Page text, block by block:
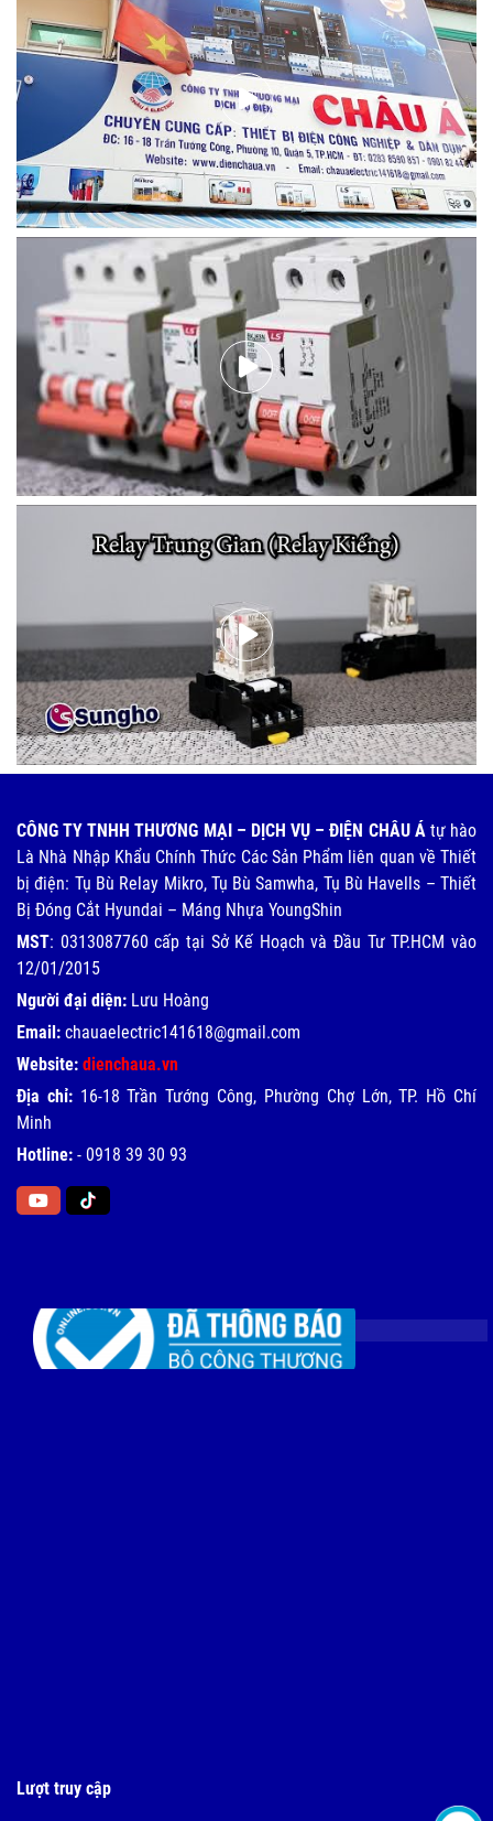
CÔNG TY TNHH THƯƠNG MẠI – DỊCH VỤ – ĐIỆN CHÂU Á tự hào
Là Nhà Nhập Khẩu Chính Thức Các Sản Phẩm liên quan về Thiết
bị điện: Tụ Bù Relay Mikro, Tụ Bù Samwha, Tụ Bù Havells – Thiết
Bị Đóng Cắt Hyundai – Máng Nhựa YoungShin
MST: 0313087760 cấp tại Sở Kế Hoạch và Đầu Tư TP.HCM vào
12/01/2015
Người đại diện: Lưu Hoàng
Email: chauaelectric141618@gmail.com
Website: dienchaua.vn
Địa chỉ: 16-18 Trần Tướng Công, Phường Chợ Lớn, TP. Hồ Chí
Minh
Hotline: - 0918 39 30 93
Lượt truy cập